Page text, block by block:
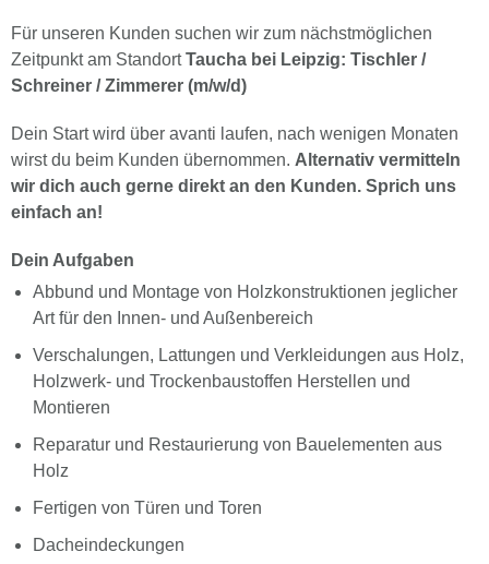
Für unseren Kunden suchen wir zum nächstmöglichen
Zeitpunkt am StandortTaucha bei Leipzig: Tischler /
Schreiner / Zimmerer (m/w/d)
Dein Start wird über avanti laufen, nach wenigen Monaten
wirst du beim Kunden übernommen. Alternativ vermitteln
wir dich auch gerne direkt an den Kunden. Sprich uns
einfach an!
Dein Aufgaben
Abbund und Montage von Holzkonstruktionen jeglicher
Art für den Innen- und Außenbereich
Verschalungen, Lattungen und Verkleidungen aus Holz,
Holzwerk- und Trockenbaustoffen Herstellen und
Montieren
Reparatur und Restaurierung von Bauelementen aus
Holz
Fertigen von Türen und Toren
Dacheindeckungen